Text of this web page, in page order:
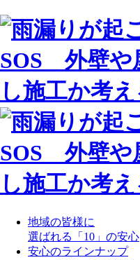
地域の皆様に
選ばれる「10」の安心
安心のラインナップ